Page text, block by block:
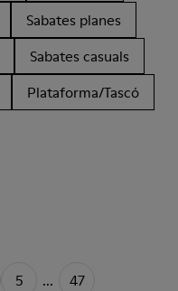
Sabates planes
Sabates casuals
Plataforma/Tascó
5 ... 47